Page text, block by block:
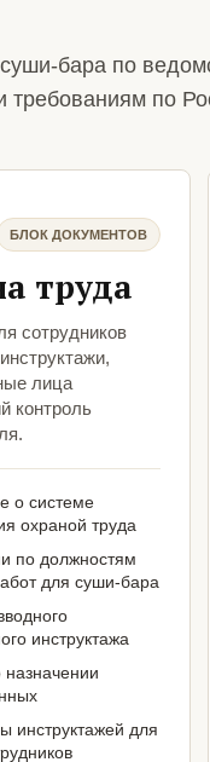
бара по
требованиям по
БЛОК ДОКУМЕНТОВ
труда
сотрудников
лица
контроль
о системе
охраной труда
по должностям
для суши-бара
инструктажа
назначении
инструктажей для